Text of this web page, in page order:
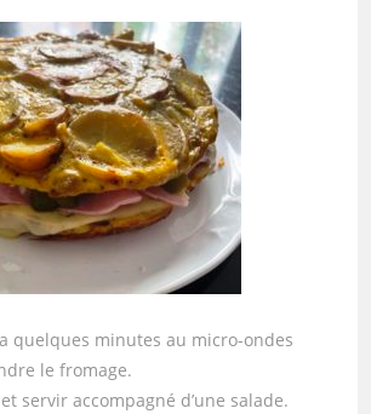
quelques minutes au micro-ondes
le fromage.
servir accompagné d’une salade.